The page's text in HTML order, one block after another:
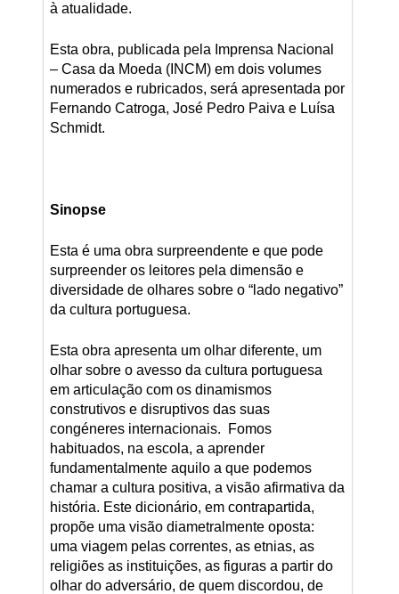
à atualidade.
Esta obra, publicada pela Imprensa Nacional
– Casa da Moeda (INCM) em dois volumes
numerados e rubricados, será apresentada por
Fernando Catroga, José Pedro Paiva e Luísa
Schmidt.
Sinopse
Esta é uma obra surpreendente e que pode
surpreender os leitores pela dimensão e
diversidade de olhares sobre o “lado negativo”
da cultura portuguesa.
Esta obra apresenta um olhar diferente, um
olhar sobre o avesso da cultura portuguesa
em articulação com os dinamismos
construtivos e disruptivos das suas
congéneres internacionais. Fomos
habituados, na escola, a aprender
fundamentalmente aquilo a que podemos
chamar a cultura positiva, a visão afirmativa da
história. Este dicionário, em contrapartida,
propõe uma visão diametralmente oposta:
uma viagem pelas correntes, as etnias, as
religiões as instituições, as figuras a partir do
olhar do adversário, de quem discordou, de